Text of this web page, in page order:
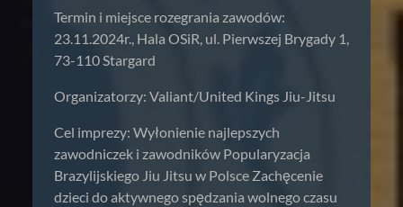
Termin i miejsce rozegrania zawodów:
23.11.2024r., Hala OSiR, ul. Pierwszej Brygady 1,
73-110 Stargard
Organizatorzy: Valiant/United Kings Jiu-Jitsu
Cel imprezy: Wyłonienie najlepszych
zawodniczek i zawodników Popularyzacja
Brazylijskiego Jiu Jitsu w Polsce Zachęcenie
dzieci do aktywnego spędzania wolnego czasu